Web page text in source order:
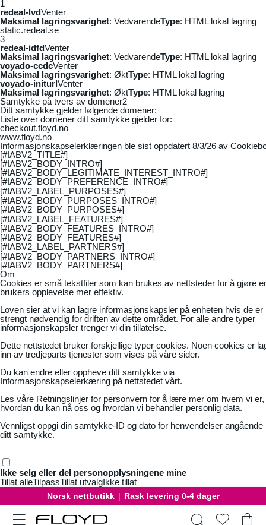
1
redeal-lvdVenter
Maksimal lagringsvarighet: VedvarendeType: HTML lokal lagring
static.redeal.se
3
redeal-idfdVenter
Maksimal lagringsvarighet: VedvarendeType: HTML lokal lagring
voyado-ccdcVenter
Maksimal lagringsvarighet: ØktType: HTML lokal lagring
voyado-initurlVenter
Maksimal lagringsvarighet: ØktType: HTML lokal lagring
Samtykke på tvers av domener2
Ditt samtykke gjelder følgende domener:
Liste over domener ditt samtykke gjelder for:
checkout.floyd.no
www.floyd.no
Informasjonskapselerklæringen ble sist oppdatert 8/3/26 av
[#IABV2_TITLE#]
[#IABV2_BODY_INTRO#]
[#IABV2_BODY_LEGITIMATE_INTEREST_INTRO#]
[#IABV2_BODY_PREFERENCE_INTRO#]
[#IABV2_LABEL_PURPOSES#]
[#IABV2_BODY_PURPOSES_INTRO#]
[#IABV2_BODY_PURPOSES#]
[#IABV2_LABEL_FEATURES#]
[#IABV2_BODY_FEATURES_INTRO#]
[#IABV2_BODY_FEATURES#]
[#IABV2_LABEL_PARTNERS#]
[#IABV2_BODY_PARTNERS_INTRO#]
[#IABV2_BODY_PARTNERS#]
Om
Cookies er små tekstfiler som kan brukes av nettsteder for å gjøre
brukers opplevelse mer effektiv.
Loven sier at vi kan lagre informasjonskapsler på enheten hvis de er
strengt nødvendig for driften av dette området. For alle andre typer
informasjonskapsler trenger vi din tillatelse.
Dette nettstedet bruker forskjellige typer cookies. Noen cookies er
inn av tredjeparts tjenester som vises på våre sider.
Du kan endre eller oppheve ditt samtykke via
Informasjonskapselerkæring på nettstedet vårt.
Les våre Retningslinjer for personvern for å lære mer om hvem vi er,
hvordan du kan nå oss og hvordan vi behandler personlig data.
Vennligst oppgi din samtykke-ID og dato for henvendelser angående
ditt samtykke.
Ikke selg eller del personopplysningene mine
Tillat alleTilpassTillat utvalgIkke tillat
Norsk nettbutikk | Rask levering 0-4 dager